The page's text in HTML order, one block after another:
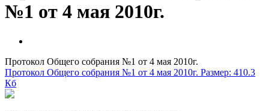
№1 от 4 мая 2010г.
Протокол Общего собрания №1 от 4 мая 2010г.
Протокол Общего собрания №1 от 4 мая 2010г. Размер: 410.3
Кб